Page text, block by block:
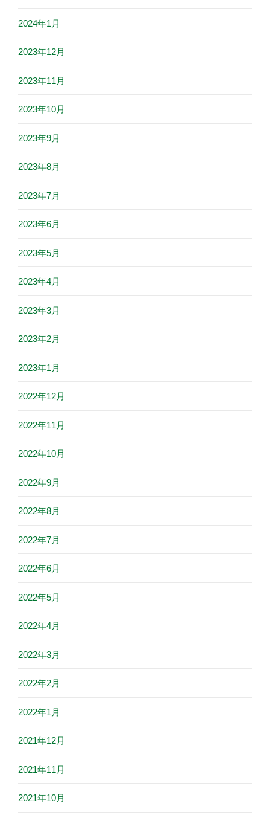
2024年1月
2023年12月
2023年11月
2023年10月
2023年9月
2023年8月
2023年7月
2023年6月
2023年5月
2023年4月
2023年3月
2023年2月
2023年1月
2022年12月
2022年11月
2022年10月
2022年9月
2022年8月
2022年7月
2022年6月
2022年5月
2022年4月
2022年3月
2022年2月
2022年1月
2021年12月
2021年11月
2021年10月